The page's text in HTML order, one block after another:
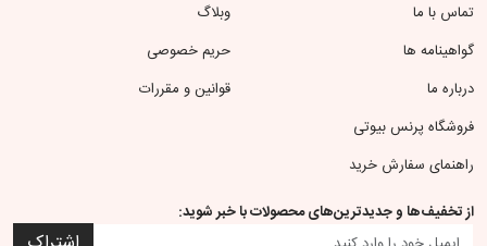
تماس با ما
گواهینامه ها
درباره ما
فروشگاه پرنس بیوتی
راهنمای سفارش خرید
وبلاگ
حریم خصوصی
قوانین و مقررات
از تخفیف‌ها و جدیدترین‌های محصولات با خبر شوید: